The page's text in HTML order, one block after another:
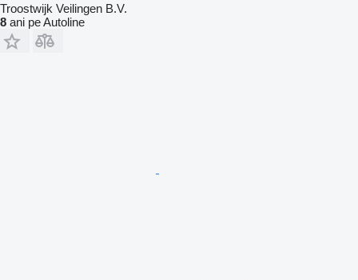
Troostwijk Veilingen B.V.
8 ani pe Autoline